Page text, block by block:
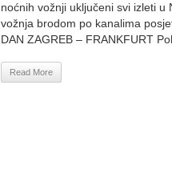
noćnih vožnji uključeni svi izleti
vožnja brodom po kanalima
DAN ZAGREB – FRANKFURT
Read More